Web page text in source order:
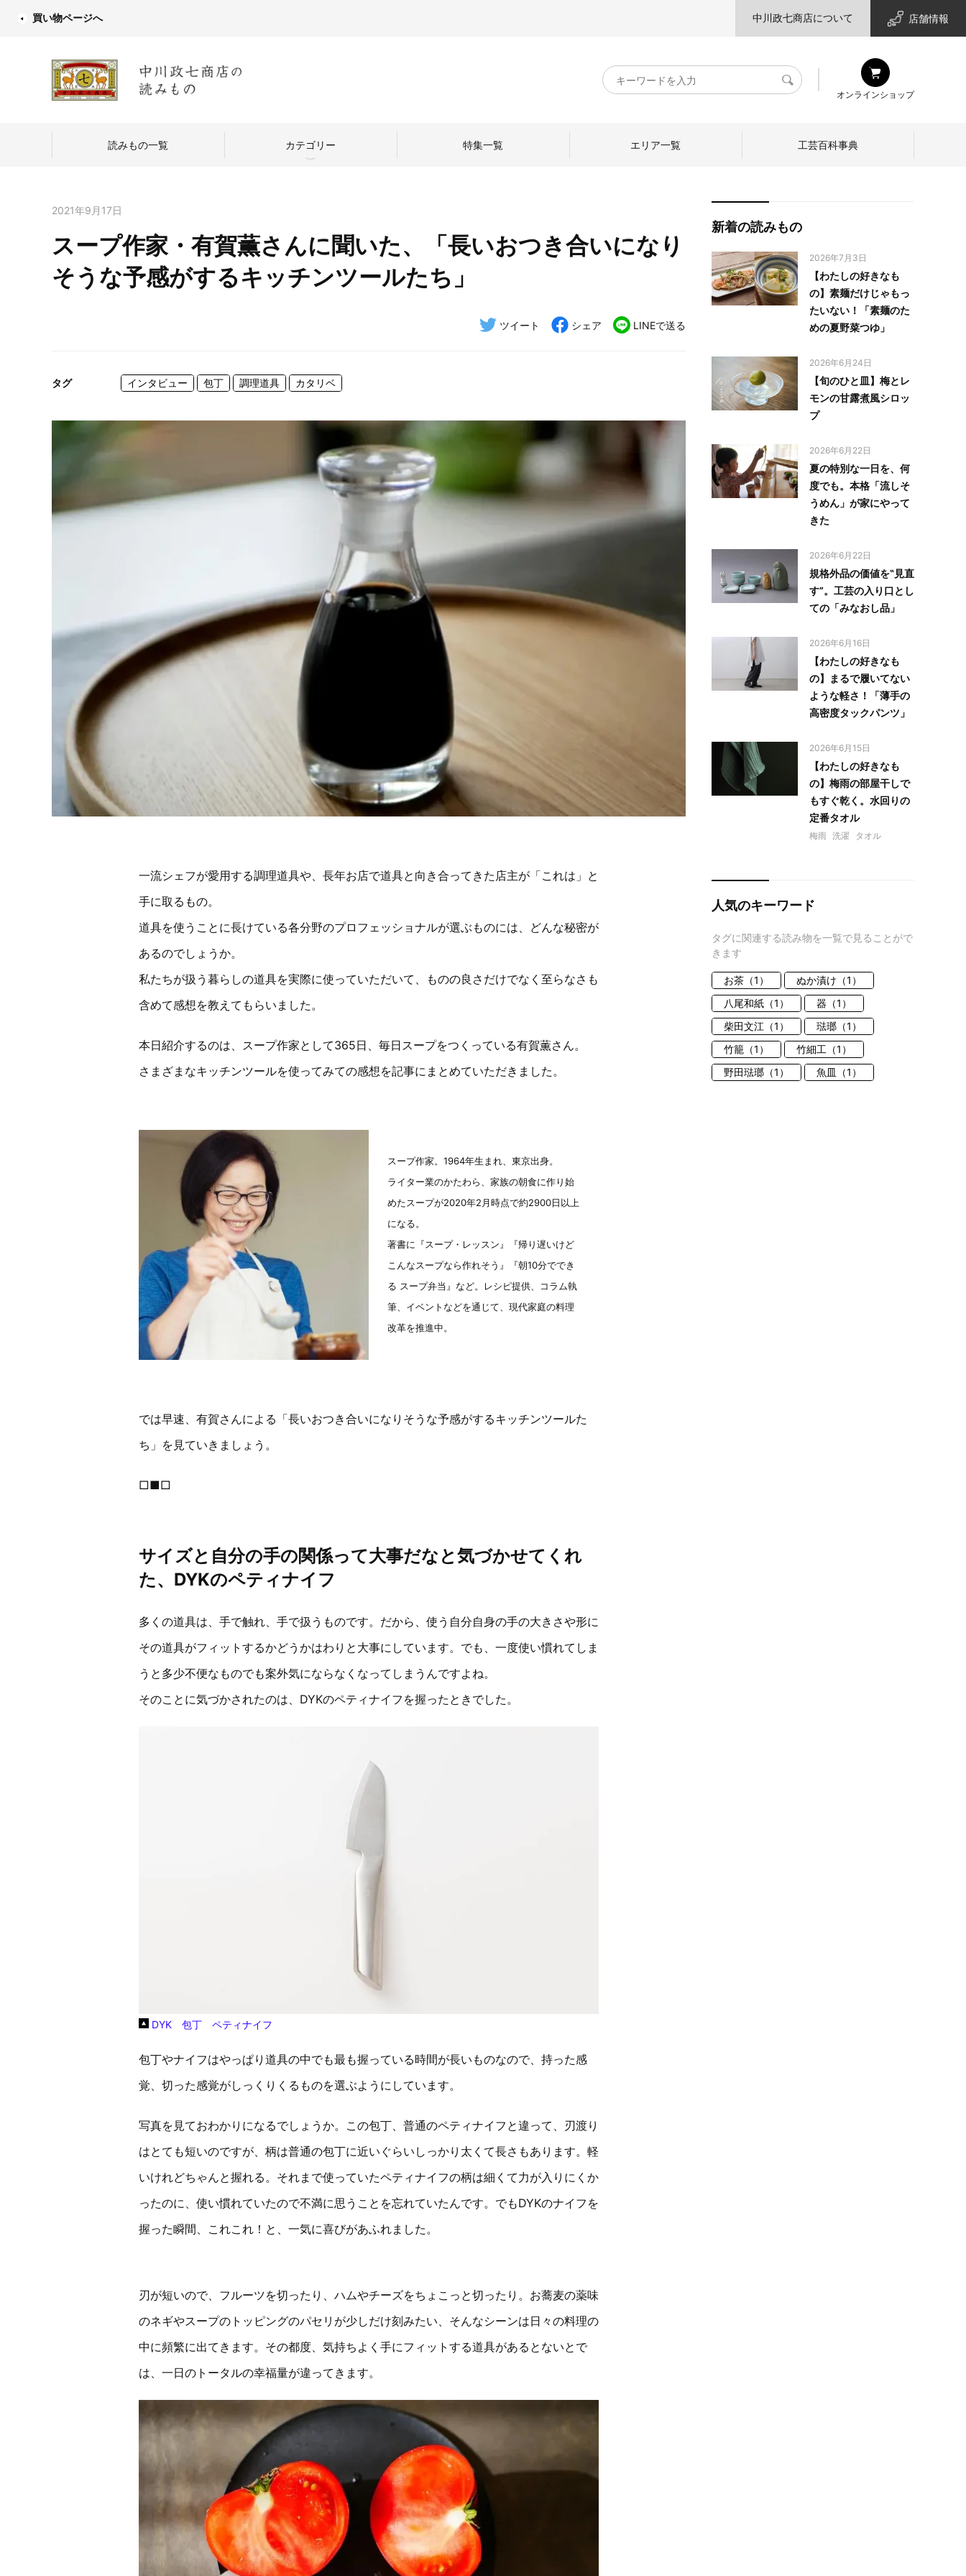
買い物ページへ 中川政七商店について 店舗情報
キ
ー
検
オンラインショップ
読みもの一覧 カテゴリー
中川政七商店のものづくり
つくり手を訪ねて
日本の暮らし
産地探訪
中川政七商店のひと
特集一覧 エリア一覧 工芸百科事典
2021年9月17日
スープ作家・有賀薫さんに聞いた、「長いおつき合いになり
そうな予感がするキッチンツールたち」
ツイート シェア LINEで送る
タグ インタビュー 包丁 調理道具 カタリベ
一流シェフが愛用する調理道具や、長年お店で道具と向き合ってきた店主が「これは」と
手に取るもの。
道具を使うことに長けている各分野のプロフェッショナルが選ぶものには、どんな秘密が
あるのでしょうか。
私たちが扱う暮らしの道具を実際に使っていただいて、ものの良さだけでなく至らなさも
含めて感想を教えてもらいました。
本日紹介するのは、スープ作家として365日、毎日スープをつくっている有賀薫さん。
さまざまなキッチンツールを使ってみての感想を記事にまとめていただきました。
スープ作家。1964年生まれ、東京出身。
ライター業のかたわら、家族の朝食に作り始
めたスープが2020年2月時点で約2900日以上
になる。
著書に『スープ・レッスン』『帰り遅いけど
こんなスープなら作れそう』『朝10分ででき
る スープ弁当』など。レシピ提供、コラム執
筆、イベントなどを通じて、現代家庭の料理
改革を推進中。
では早速、有賀さんによる「長いおつき合いになりそうな予感がするキッチンツールた
ち」を見ていきましょう。
□■□
サイズと自分の手の関係って大事だなと気づかせてくれ
た、DYKのペティナイフ
多くの道具は、手で触れ、手で扱うものです。だから、使う自分自身の手の大きさや形に
その道具がフィットするかどうかはわりと大事にしています。でも、一度使い慣れてしま
うと多少不便なものでも案外気にならなくなってしまうんですよね。
そのことに気づかされたのは、DYKのペティナイフを握ったときでした。
DYK 包丁 ペティナイフ
包丁やナイフはやっぱり道具の中でも最も握っている時間が長いものなので、持った感
覚、切った感覚がしっくりくるものを選ぶようにしています。
写真を見ておわかりになるでしょうか。この包丁、普通のペティナイフと違って、刃渡り
はとても短いのですが、柄は普通の包丁に近いぐらいしっかり太くて長さもあります。軽
いけれどちゃんと握れる。それまで使っていたペティナイフの柄は細くて力が入りにくか
ったのに、使い慣れていたので不満に思うことを忘れていたんです。でもDYKのナイフを
握った瞬間、これこれ！と、一気に喜びがあふれました。
刃が短いので、フルーツを切ったり、ハムやチーズをちょこっと切ったり。お蕎麦の薬味
のネギやスープのトッピングのパセリが少しだけ刻みたい、そんなシーンは日々の料理の
中に頻繁に出てきます。その都度、気持ちよく手にフィットする道具があるとないとで
は、一日のトータルの幸福量が違ってきます。
新着の読みもの
2026年7月3日
【わたしの好きなも
の】素麺だけじゃもっ
たいない！「素麺のた
めの夏野菜つゆ」
2026年6月24日
【旬のひと皿】梅とレ
モンの甘露煮風シロッ
プ
2026年6月22日
夏の特別な一日を、何
度でも。本格「流しそ
うめん」が家にやって
きた
2026年6月22日
規格外品の価値を‟見直
す”。工芸の入り口とし
ての「みなおし品」
2026年6月16日
【わたしの好きなも
の】まるで履いてない
ような軽さ！「薄手の
高密度タックパンツ」
2026年6月15日
【わたしの好きなも
の】梅雨の部屋干しで
もすぐ乾く。水回りの
定番タオル
梅雨 洗濯 タオル
人気のキーワード
タグに関連する読み物を一覧で見ることがで
きます
お茶（1）
ぬか漬け（1）
八尾和紙（1）
器（1）
柴田文江（1）
琺瑯（1）
竹籠（1）
竹細工（1）
野田琺瑯（1）
魚皿（1）